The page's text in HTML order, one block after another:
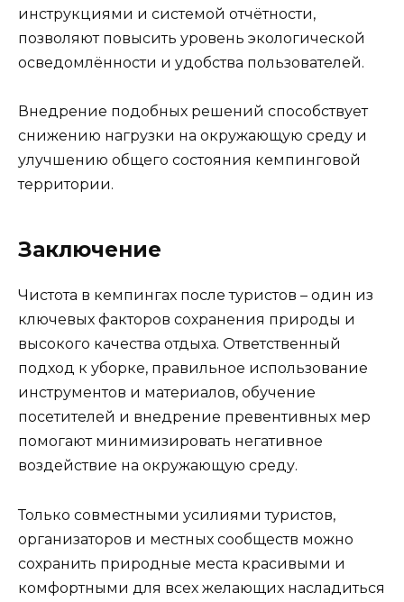
инструкциями и системой отчётности,
позволяют повысить уровень экологической
осведомлённости и удобства пользователей.
Внедрение подобных решений способствует
снижению нагрузки на окружающую среду и
улучшению общего состояния кемпинговой
территории.
Заключение
Чистота в кемпингах после туристов – один из
ключевых факторов сохранения природы и
высокого качества отдыха. Ответственный
подход к уборке, правильное использование
инструментов и материалов, обучение
посетителей и внедрение превентивных мер
помогают минимизировать негативное
воздействие на окружающую среду.
Только совместными усилиями туристов,
организаторов и местных сообществ можно
сохранить природные места красивыми и
комфортными для всех желающих насладиться